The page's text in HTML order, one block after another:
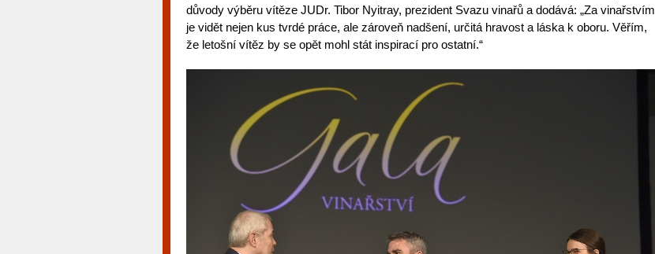
důvody výběru vítěze JUDr. Tibor Nyitray, prezident Svazu vinařů a dodává: „Za vinařstvím
je vidět nejen kus tvrdé práce, ale zároveň nadšení, určitá hravost a láska k oboru. Věřím,
že letošní vítěz by se opět mohl stát inspirací pro ostatní.“